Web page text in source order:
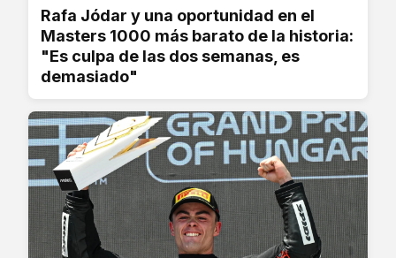
Rafa Jódar y una oportunidad en el
Masters 1000 más barato de la historia:
"Es culpa de las dos semanas, es
demasiado"